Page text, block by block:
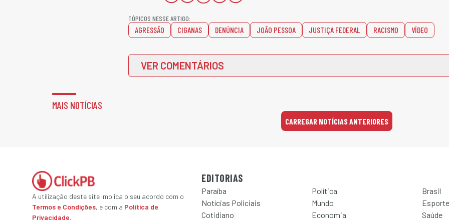
TÓPICOS NESSE ARTIGO:
AGRESSÃO CIGANAS DENÚNCIA JOÃO PESSOA JUSTIÇA FEDERAL RACISMO VÍDEO
VER COMENTÁRIOS
MAIS NOTÍCIAS
CARREGAR NOTÍCIAS ANTERIORES
A utilização deste site implica o seu acordo com o
Termos e Condições, e com a Política de
Privacidade.
EDITORIAS
Paraíba Política
Brasil
Notícias Policiais
Mundo
Esporte
Cotidiano
Economia
Saúde